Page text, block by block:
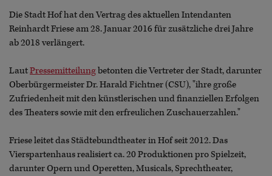
Die Stadt Hof hat den Vertrag des aktuellen Intendanten
Reinhardt Friese am 28. Januar 2016 für zusätzliche drei Jahre
ab 2018 verlängert.
LautPressemitteilungbetonten die Vertreter der Stadt, darunter
Oberbürgermeister Dr. Harald Fichtner (CSU), "ihre große
Zufriedenheit mit den künstlerischen und finanziellen Erfolgen
des Theaters sowie mit den erfreulichen Zuschauerzahlen."
Friese leitet das Städtebundtheater in Hof seit 2012. Das
Vierspartenhaus realisiert ca. 20 Produktionen pro Spielzeit,
darunter Opern und Operetten, Musicals, Sprechtheater,